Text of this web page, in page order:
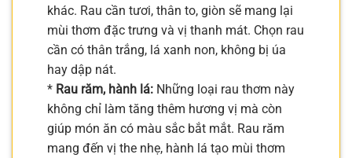
khác. Rau cần tươi, thân to, giòn sẽ mang lại
mùi thơm đặc trưng và vị thanh mát. Chọn rau
cần có thân trắng, lá xanh non, không bị úa
hay dập nát.
* Rau răm, hành lá: Những loại rau thơm này
không chỉ làm tăng thêm hương vị mà còn
giúp món ăn có màu sắc bắt mắt. Rau răm
mang đến vị the nhẹ, hành lá tạo mùi thơm